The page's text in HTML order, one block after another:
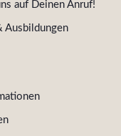
auf Deinen Anruf!
Ausbildungen